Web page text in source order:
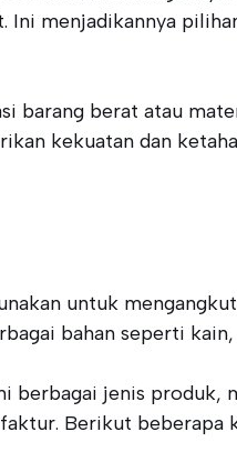
Ini menjadikannya
berat atau
kekuatan dan
untuk
bahan seperti
berbagai jenis produk,
Berikut beberapa